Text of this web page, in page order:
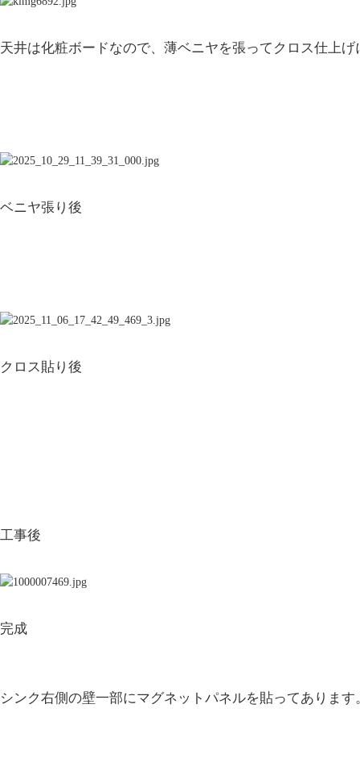
天井は化粧ボードなので、薄ベニヤを張ってクロス仕上げ
ベニヤ張り後
クロス貼り後
工事後
完成
シンク右側の壁一部にマグネットパネルを貼ってあります
Copyright © 2013 Nikka-Home Corporation. All